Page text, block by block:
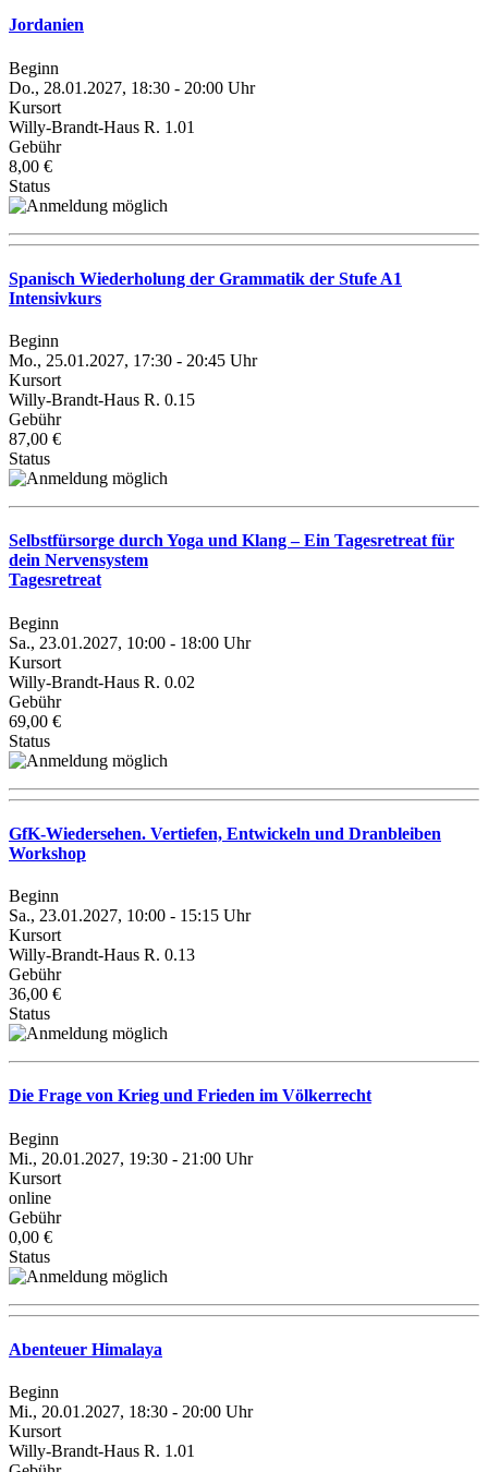
Jordanien
Beginn
Do., 28.01.2027, 18:30 - 20:00 Uhr
Kursort
Willy-Brandt-Haus R. 1.01
Gebühr
8,00 €
Status
Spanisch Wiederholung der Grammatik der Stufe A1
Intensivkurs
Beginn
Mo., 25.01.2027, 17:30 - 20:45 Uhr
Kursort
Willy-Brandt-Haus R. 0.15
Gebühr
87,00 €
Status
Selbstfürsorge durch Yoga und Klang – Ein Tagesretreat für
dein Nervensystem
Tagesretreat
Beginn
Sa., 23.01.2027, 10:00 - 18:00 Uhr
Kursort
Willy-Brandt-Haus R. 0.02
Gebühr
69,00 €
Status
GfK-Wiedersehen. Vertiefen, Entwickeln und Dranbleiben
Workshop
Beginn
Sa., 23.01.2027, 10:00 - 15:15 Uhr
Kursort
Willy-Brandt-Haus R. 0.13
Gebühr
36,00 €
Status
Die Frage von Krieg und Frieden im Völkerrecht
Beginn
Mi., 20.01.2027, 19:30 - 21:00 Uhr
Kursort
online
Gebühr
0,00 €
Status
Abenteuer Himalaya
Beginn
Mi., 20.01.2027, 18:30 - 20:00 Uhr
Kursort
Willy-Brandt-Haus R. 1.01